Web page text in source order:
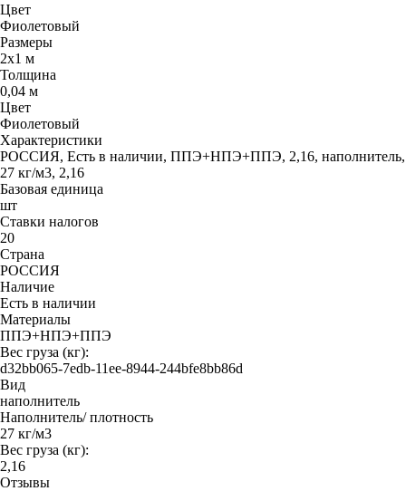
Цвет
Фиолетовый
Размеры
2х1 м
Толщина
0,04 м
Цвет
Фиолетовый
Характеристики
РОССИЯ, Есть в наличии, ППЭ+НПЭ+ППЭ, 2,16, наполнитель,
27 кг/м3, 2,16
Базовая единица
шт
Ставки налогов
20
Страна
РОССИЯ
Наличие
Есть в наличии
Материалы
ППЭ+НПЭ+ППЭ
Вес груза (кг):
d32bb065-7edb-11ee-8944-244bfe8bb86d
Вид
наполнитель
Наполнитель/ плотность
27 кг/м3
Вес груза (кг):
2,16
Отзывы